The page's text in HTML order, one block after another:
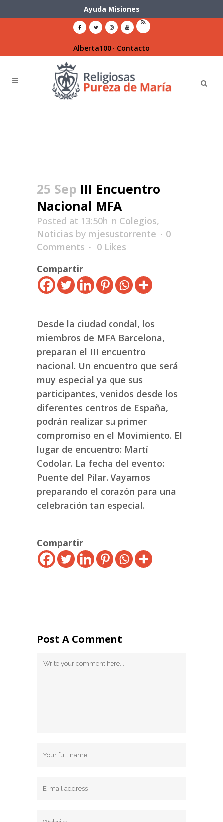
Ayuda Misiones
Alberta100 · Contacto
25 Sep III Encuentro
Nacional MFA
Posted at 13:50h in Colegios,
Noticias by mjesustorrente
0
Comments
0 Likes
Compartir
Desde la ciudad condal, los
miembros de MFA Barcelona,
preparan el III encuentro
nacional. Un encuentro que será
muy especial ya que sus
participantes, venidos desde los
diferentes centros de España,
podrán realizar su primer
compromiso en el Movimiento. El
lugar de encuentro: Martí
Codolar. La fecha del evento:
Puente del Pilar. Vayamos
preparando el corazón para una
celebración tan especial.
Compartir
Post A Comment